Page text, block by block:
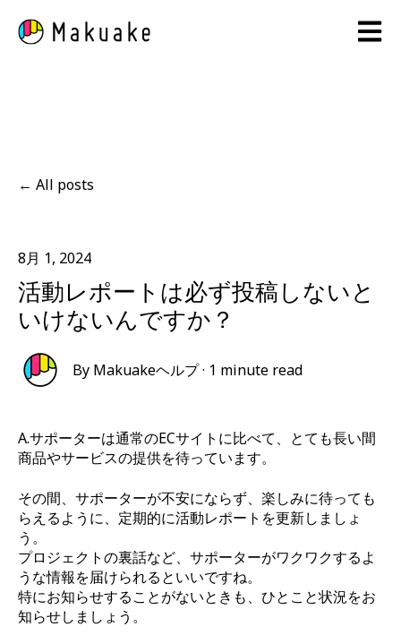
Open
All posts
8月 1, 2024
活動レポートは必ず投稿しないと
いけないんですか？
By Makuakeヘルプ· 1 minute read
A.サポーターは通常のECサイトに比べて、とても長い間
商品やサービスの提供を待っています。
その間、サポーターが不安にならず、楽しみに待っても
らえるように、定期的に活動レポートを更新しましょ
う。
プロジェクトの裏話など、サポーターがワクワクするよ
うな情報を届けられるといいですね。
特にお知らせすることがないときも、ひとこと状況をお
知らせしましょう。